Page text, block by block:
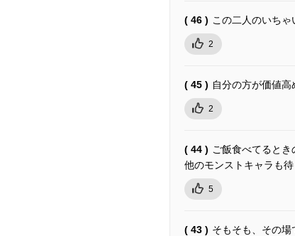
( 46 ) この二人のいち
2
( 45 ) 自分の方が価値高
2
( 44 ) ご飯食べてるとき
他のモンストキャラも
5
( 43 ) そもそも、その